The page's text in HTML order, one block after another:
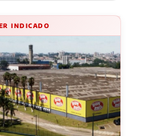
INDICADO